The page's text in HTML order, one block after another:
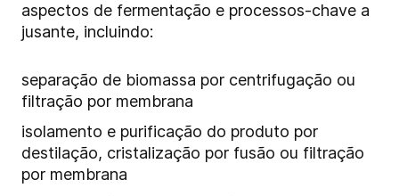
aspectos de fermentação e processos-chave a
jusante, incluindo:
separação de biomassa por centrifugação ou
filtração por membrana
isolamento e purificação do produto por
destilação, cristalização por fusão ou filtração
por membrana